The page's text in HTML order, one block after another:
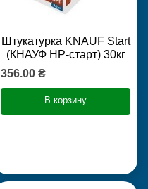
Штукатурка KNAUF Start
(КНАУФ НР-старт) 30кг
356.00 ₴
В корзину